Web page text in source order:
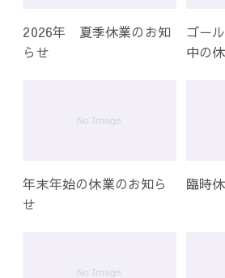
2026年 夏季休業のお知
らせ
ゴー
中の
年末年始の休業のお知ら
せ
臨時